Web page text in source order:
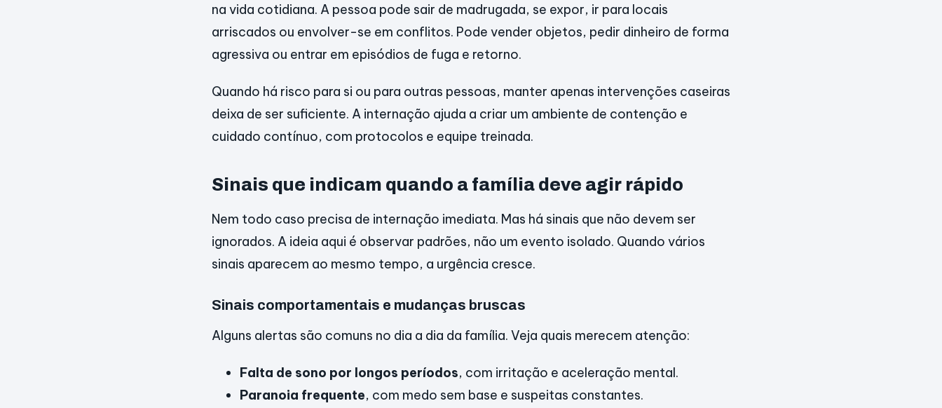
na vida cotidiana. A pessoa pode sair de madrugada, se expor, ir para locais
arriscados ou envolver-se em conflitos. Pode vender objetos, pedir dinheiro de forma
agressiva ou entrar em episódios de fuga e retorno.
Quando há risco para si ou para outras pessoas, manter apenas intervenções caseiras
deixa de ser suficiente. A internação ajuda a criar um ambiente de contenção e
cuidado contínuo, com protocolos e equipe treinada.
Sinais que indicam quando a família deve agir rápido
Nem todo caso precisa de internação imediata. Mas há sinais que não devem ser
ignorados. A ideia aqui é observar padrões, não um evento isolado. Quando vários
sinais aparecem ao mesmo tempo, a urgência cresce.
Sinais comportamentais e mudanças bruscas
Alguns alertas são comuns no dia a dia da família. Veja quais merecem atenção:
Falta de sono por longos períodos, com irritação e aceleração mental.
Paranoia frequente, com medo sem base e suspeitas constantes.